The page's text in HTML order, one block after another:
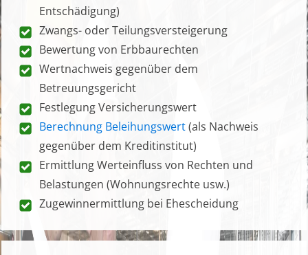
Entschädigung)
Zwangs- oder Teilungsversteigerung
Bewertung von Erbbaurechten
Wertnachweis gegenüber dem
Betreuungsgericht
Festlegung Versicherungswert
Berechnung Beleihungswert(als Nachweis
gegenüber dem Kreditinstitut)
Ermittlung Werteinfluss von Rechten und
Belastungen (Wohnungsrechte usw.)
Zugewinnermittlung bei Ehescheidung